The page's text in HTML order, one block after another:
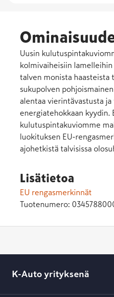
Uusin
kolmivaiheisiin
talven monista haasteista
sukupolven
alentaa vierintävastusta ja
energiatehokkaan kyydin.
kulutuspintakuviomme
luokituksen EU-
ajohetkistä talvisissa
Lisätietoa
EU rengasmerkinnät
Tuotenumero:
K-Auto yrityksenä